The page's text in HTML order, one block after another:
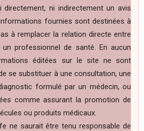
directement, ni indirectement un avis
fournies sont destinées à
à remplacer la relation directe entre
professionnel de santé. En aucun
éditées sur le site ne sont
se substituer à une consultation, une
formulé par un médecin, ou
comme assurant la promotion de
ou produits médicaux.
ne saurait être tenu responsable de